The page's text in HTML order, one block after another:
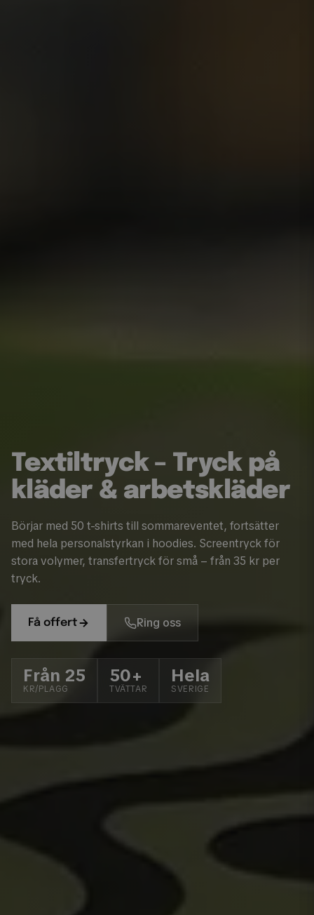
Textiltryck – Tryck på
kläder & arbetskläder
Börjar med 50 t-shirts till sommareventet, fortsätter
med hela personalstyrkan i hoodies. Screentryck för
stora volymer, transfertryck för små – från 35 kr per
tryck.
Få offert Ring oss
Från 25
KR/PLAGG
50+
TVÄTTAR
Hela
SVERIGE